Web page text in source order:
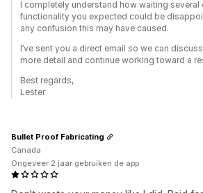
I completely understand how waiting
functionality you expected could be
any confusion this may have caused.
I’ve sent you a direct email so we can
more detail and continue working toward a
Best regards,
Lester
Bullet Proof Fabricating
Canada
Ongeveer 2 jaar gebruiken de app